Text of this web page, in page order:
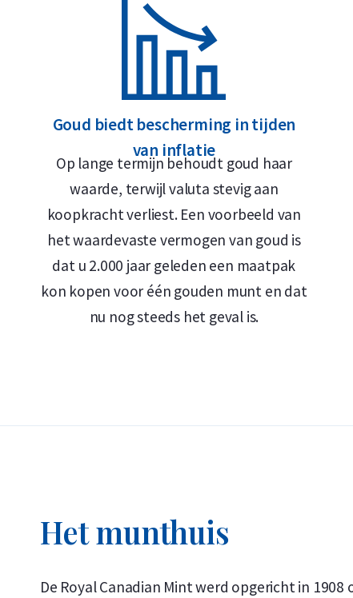
Levering en Verpakking
Verzekerde verzending of afhalen op afspraak in
Geleverd in een verzamelblisterverpakking met
De blister dient tevens als echtheidscertificaat
Veilige en verzekerde opslag mogelijk viaHolland
Ontwerp
De gouden Maple Leaf 25 x 1 gram munten
verfijnd ontwerp. Op de voorzijde staat het
2023) of Koning Charles III (2024–heden),
munt. Ook munten die u niet bij ons hebt
Goud biedt bescherming in tijden
van inflatie
Op lange termijn behoudt goud haar
waarde, terwijl valuta stevig aan
koopkracht verliest. Een voorbeeld van
het waardevaste vermogen van goud is
dat u 2.000 jaar geleden een maatpak
kon kopen voor één gouden munt en dat
nu nog steeds het geval is.
Het munthuis
De Royal Canadian Mint werd opgericht in